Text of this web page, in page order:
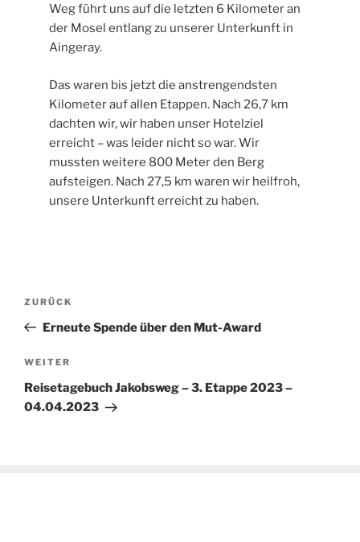
Weg führt uns auf die letzten 6 Kilometer an
der Mosel entlang zu unserer Unterkunft in
Aingeray.
Das waren bis jetzt die anstrengendsten
Kilometer auf allen Etappen. Nach 26,7 km
dachten wir, wir haben unser Hotelziel
erreicht – was leider nicht so war. Wir
mussten weitere 800 Meter den Berg
aufsteigen. Nach 27,5 km waren wir heilfroh,
unsere Unterkunft erreicht zu haben.
Beitragsnavigation
Vorheriger
Beitrag
ZURÜCK
Erneute Spende über den Mut-Award
Nächster
Beitrag
WEITER
Reisetagebuch Jakobsweg – 3. Etappe 2023 –
04.04.2023